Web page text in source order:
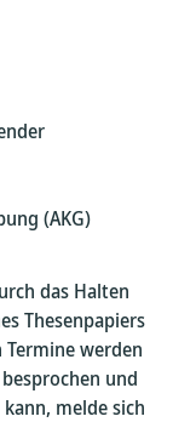
(AKG)
das Halten
Thesenpapiers
werden
und
melde sich